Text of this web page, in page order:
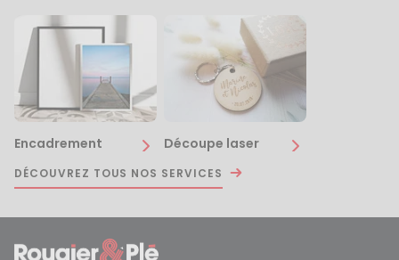
Encadrement Découpe laser
DÉCOUVREZ TOUS NOS SERVICES